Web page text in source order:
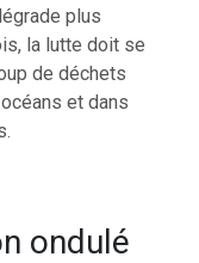
plus
la lutte doit se
de déchets
et dans
ondulé